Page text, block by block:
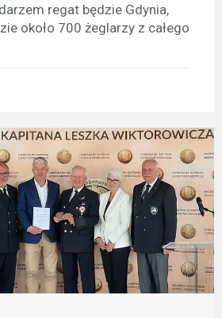
regat będzie Gdynia,
około 700 żeglarzy z całego